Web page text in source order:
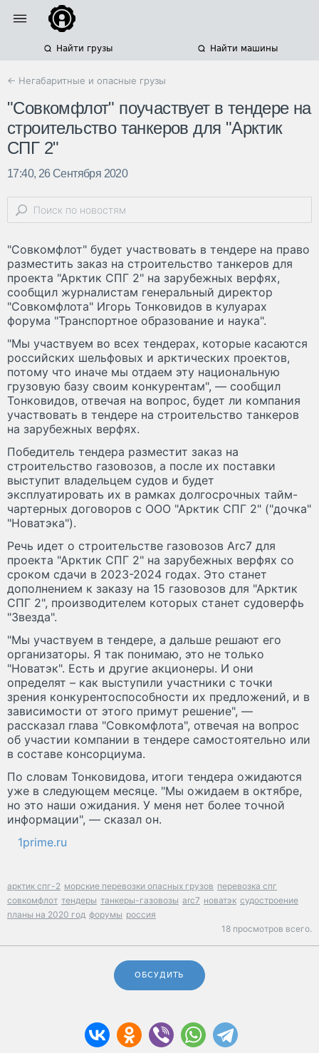
Найти грузы Найти машины
← Негабаритные и опасные грузы
"Совкомфлот" поучаствует в тендере на
строительство танкеров для "Арктик
СПГ 2"
17:40, 26 Сентября 2020
"Совкомфлот" будет участвовать в тендере на право
разместить заказ на строительство танкеров для
проекта "Арктик СПГ 2" на зарубежных верфях,
сообщил журналистам генеральный директор
"Совкомфлота" Игорь Тонковидов в кулуарах
форума "Транспортное образование и наука".
"Мы участвуем во всех тендерах, которые касаются
российских шельфовых и арктических проектов,
потому что иначе мы отдаем эту национальную
грузовую базу своим конкурентам", — сообщил
Тонковидов, отвечая на вопрос, будет ли компания
участвовать в тендере на строительство танкеров
на зарубежных верфях.
Победитель тендера разместит заказ на
строительство газовозов, а после их поставки
выступит владельцем судов и будет
эксплуатировать их в рамках долгосрочных тайм-
чартерных договоров с ООО "Арктик СПГ 2" ("дочка"
"Новатэка").
Речь идет о строительстве газовозов Arc7 для
проекта "Арктик СПГ 2" на зарубежных верфях со
сроком сдачи в 2023-2024 годах. Это станет
дополнением к заказу на 15 газовозов для "Арктик
СПГ 2", производителем которых станет судоверфь
"Звезда".
"Мы участвуем в тендере, а дальше решают его
организаторы. Я так понимаю, это не только
"Новатэк". Есть и другие акционеры. И они
определят – как выступили участники с точки
зрения конкурентоспособности их предложений, и в
зависимости от этого примут решение", —
рассказал глава "Совкомфлота", отвечая на вопрос
об участии компании в тендере самостоятельно или
в составе консорциума.
По словам Тонковидова, итоги тендера ожидаются
уже в следующем месяце. "Мы ожидаем в октябре,
но это наши ожидания. У меня нет более точной
информации", — сказал он.
1prime.ru
арктик спг-2 морские перевозки опасных грузов перевозка спг
совкомфлот тендеры танкеры-газовозы arc7 новатэк судостроение
планы на 2020 год форумы россия
18 просмотров всего.
ОБСУДИТЬ